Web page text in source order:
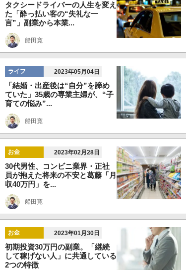
タクシードライバーの人生を変え
た「酔っ払い客の“失礼な一
言”」副業から本業...
船田寛
ライフ 2023年05月04日
「結婚・出産後は“自分”を諦め
ていた」35歳の専業主婦が、“子
育ての悩み”...
船田寛
お金 2023年02月28日
30代男性、コンビニ業界・正社
員が抱えた将来の不安と葛藤「月
収40万円」を...
船田寛
お金 2023年01月30日
初期投資30万円の副業。「継続
して稼げない人」に共通している
2つの特徴